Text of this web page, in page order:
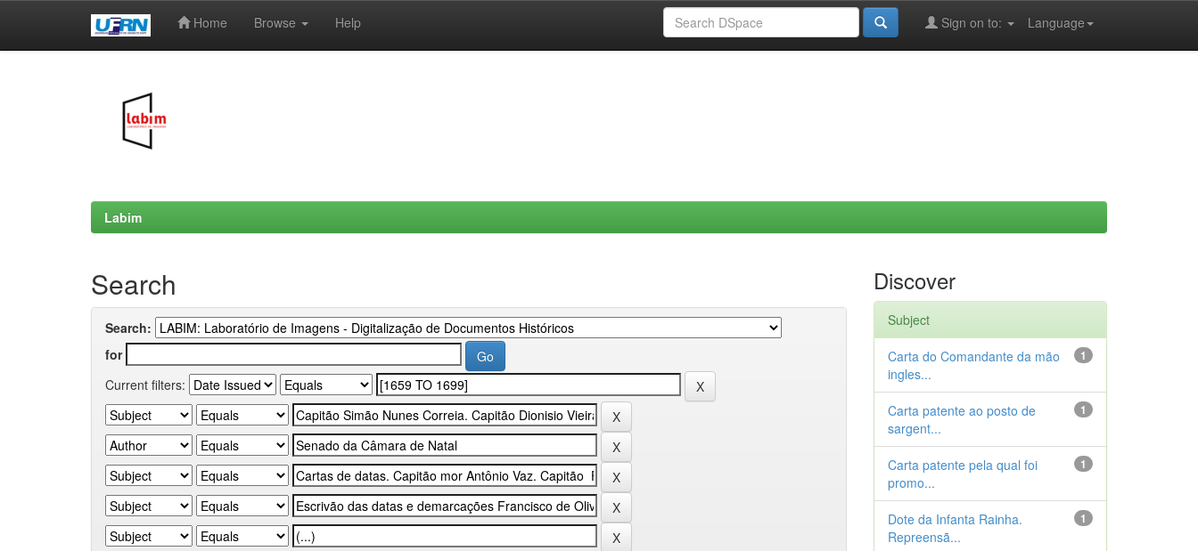
Home Browse Help Language
Sign on to:
Labim
Search
Search:
for
Current filters:
Discover
Subject
1
Carta do Comandante da mão
ingles...
1
Carta patente ao posto de
sargent...
1
Carta patente pela qual foi
promo...
1
Dote da Infanta Rainha.
Repreensã...